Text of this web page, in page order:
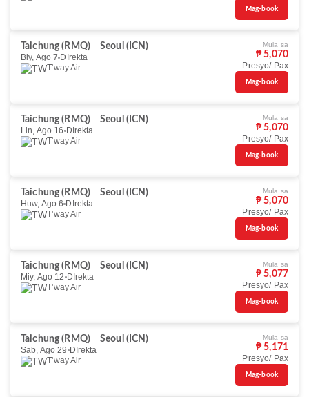
Mag-book
Taichung (RMQ)
Seoul (ICN)
Biy, Ago 7 DIrekta
T'way Air
Mula sa
₱ 5,070
Presyo/ Pax
Mag-book
Taichung (RMQ)
Seoul (ICN)
Lin, Ago 16 DIrekta
T'way Air
Mula sa
₱ 5,070
Presyo/ Pax
Mag-book
Taichung (RMQ)
Seoul (ICN)
Huw, Ago 6 DIrekta
T'way Air
Mula sa
₱ 5,070
Presyo/ Pax
Mag-book
Taichung (RMQ)
Seoul (ICN)
Miy, Ago 12 DIrekta
T'way Air
Mula sa
₱ 5,077
Presyo/ Pax
Mag-book
Taichung (RMQ)
Seoul (ICN)
Sab, Ago 29 DIrekta
T'way Air
Mula sa
₱ 5,171
Presyo/ Pax
Mag-book